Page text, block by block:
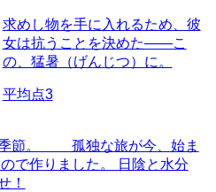
求めし物を手に入れるため、彼
女は抗うことを決めた――こ
の、猛暑（げんじつ）に。
平均点3
季節。 孤独な旅が今、始ま
で作りました。 日陰と水分
！